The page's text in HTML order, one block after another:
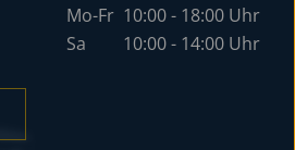
Mo-Fr 10:00 - 18:00 Uhr
Sa
10:00 - 14:00 Uhr